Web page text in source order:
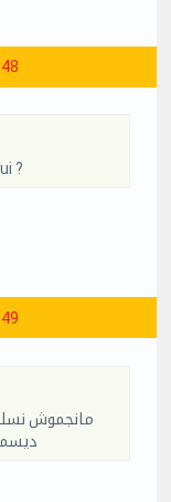
?
مانجموش